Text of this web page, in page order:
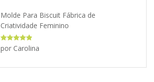
Molde Para Biscuit Fábrica de
Criatividade Feminino
Avaliação
de 5
por Carolina